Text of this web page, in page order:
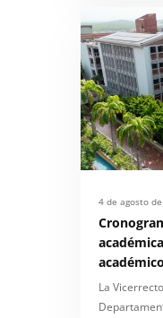
4 de agosto
La